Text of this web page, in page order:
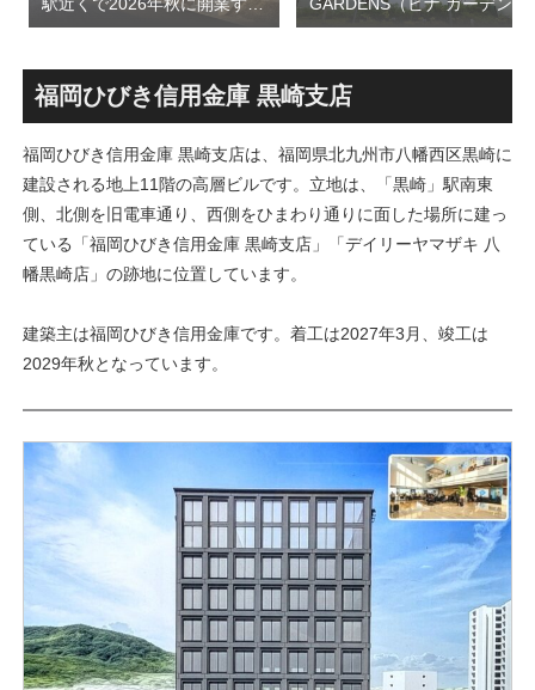
駅近くで2026年秋に開業する
高架下商業施設「寿横
跡地の開発計画や商業ビル建
設進行などにより駅前商業地
が形成へ！！
GARDENS（ビナ ガーデン
ズ）で建設中の「（仮称）フ
テル温浴棟」2026年夏時点建
設状況！！天然温泉のほか子
育て・ペット関連の複合施設
福岡ひびき信用金庫 黒崎支店
福岡ひびき信用金庫 黒崎支店は、福岡県北九州市八幡西区黒崎に
建設される地上11階の高層ビルです。立地は、「黒崎」駅南東
側、北側を旧電車通り、西側をひまわり通りに面した場所に建っ
ている「福岡ひびき信用金庫 黒崎支店」「デイリーヤマザキ 八
幡黒崎店」の跡地に位置しています。
建築主は福岡ひびき信用金庫です。着工は2027年3月、竣工は
2029年秋となっています。